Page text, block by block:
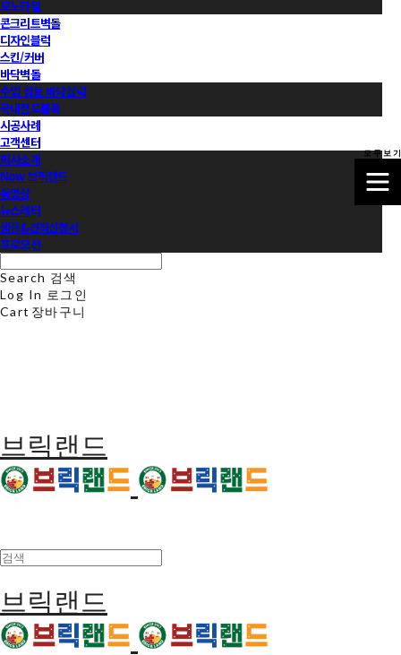
모노타일
콘크리트벽돌
디자인블럭
스킨/커버
바닥벽돌
수입 점토 바닥블럭
국내점토블록
시공사례
고객센터
회사소개
Now 브릭랜드
동영상
뉴스레터
샘플&견적신청서
프로모션
Search 검색
Log In 로그인
Cart 장바구니
브릭랜드
브릭랜드
모 두 보 기